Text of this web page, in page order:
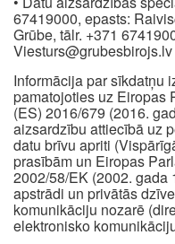
67419000, epasts:
Grūbe, tālr. +371
Viesturs@grubesbirojs.lv
Informācija par sīkdatņu
pamatojoties uz Eiropas
(ES) 2016/679 (2016.
aizsardzību attiecībā uz
datu brīvu apriti
prasībām un Eiropas
2002/58/EK (2002. gada
apstrādi un privātās
komunikāciju nozarē
elektronisko